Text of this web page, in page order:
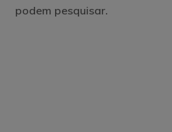
podem pesquisar.